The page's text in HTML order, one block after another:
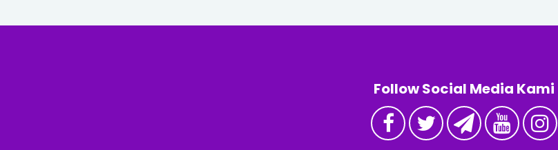
Follow Social Media Kami